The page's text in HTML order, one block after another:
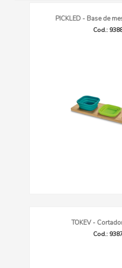
PICKLED - Base de
Cod.:
TOKEV -
Cod.: